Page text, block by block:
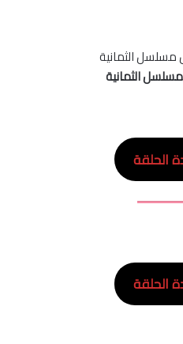
الثمانية
الحلقة
الحلقة